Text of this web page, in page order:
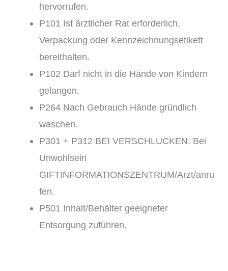
hervorrufen.
P101 Ist ärztlicher Rat erforderlich,
Verpackung oder Kennzeichnungsetikett
bereithalten.
P102 Darf nicht in die Hände von Kindern
gelangen.
P264 Nach Gebrauch Hände gründlich
waschen.
P301 + P312 BEI VERSCHLUCKEN: Bei
Unwohlsein
GIFTINFORMATIONSZENTRUM/Arzt/anru
fen.
P501 Inhalt/Behälter geeigneter
Entsorgung zuführen.